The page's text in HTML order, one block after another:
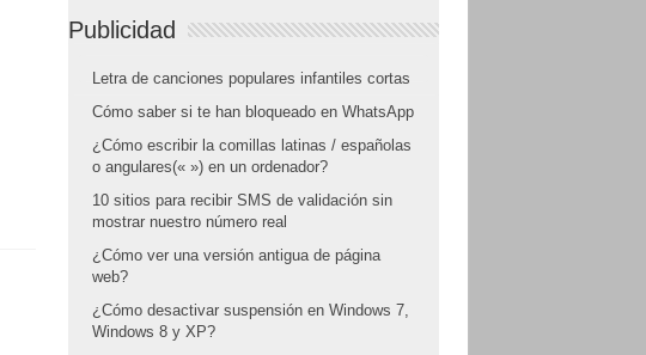
Publicidad
Letra de canciones populares infantiles cortas
Cómo saber si te han bloqueado en WhatsApp
¿Cómo escribir la comillas latinas / españolas
o angulares(« ») en un ordenador?
10 sitios para recibir SMS de validación sin
mostrar nuestro número real
¿Cómo ver una versión antigua de página
web?
¿Cómo desactivar suspensión en Windows 7,
Windows 8 y XP?